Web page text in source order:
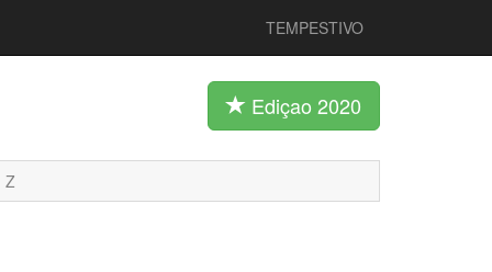
TEMPESTIVO
Ediçao 2020
Z